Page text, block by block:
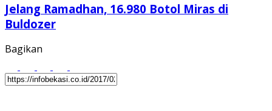
Jelang Ramadhan, 16.980 Botol Miras di
Buldozer
Bagikan